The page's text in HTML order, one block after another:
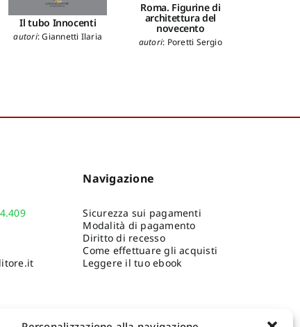
Il tubo Innocenti
autori:Giannetti Ilaria
Roma. Figurine di
architettura del
novecento
autori: Poretti Sergio
Navigazione
Sicurezza sui pagamenti
Modalità di pagamento
Diritto di recesso
Come effettuare gli acquisti
Leggere il tuo ebook